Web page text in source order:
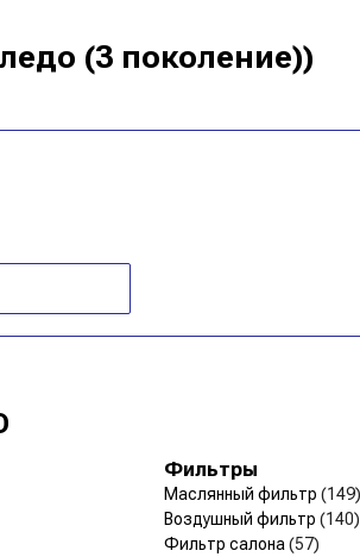
(3 поколение))
Фильтры
Маслянный фильтр (149)
Воздушный фильтр (140)
Фильтр салона (57)